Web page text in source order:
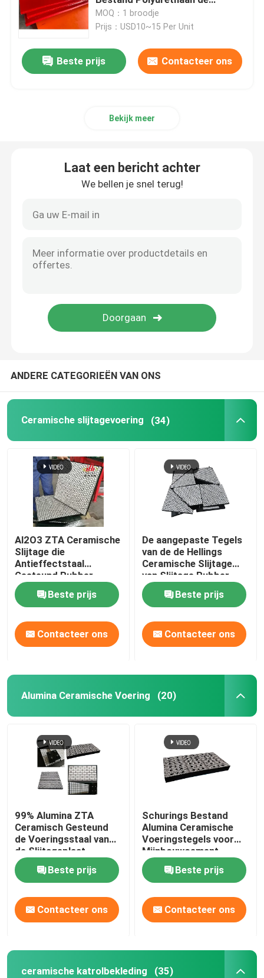
ceramische katrolbekleding
De Bekleding van de transportbandkatrol
De Bars van het transportbandeffect
het bed van het transportbandeffect
polyurethaanblad
Ceramische Slijtagetegels
Transportbandreinigingsmachine
Slijtagevoering
MOQ：1 broodje
Prijs：USD10~15 Per Unit
Beste prijs Contacteer ons
Bekijk meer
Laat een bericht achter
We bellen je snel terug!
ANDERE CATEGORIEËN VAN ONS
Ceramische slijtagevoering (34)
Al2O3 ZTA Ceramische
Slijtage die
Antieffectstaal
Gesteund Rubber
voeren
Beste prijs
Contacteer ons
De aangepaste Tegels
van de de Hellings
Ceramische Slijtage
van Slijtage Rubber
Ceramische Voeringen
Beste prijs
Contacteer ons
Alumina Ceramische Voering (20)
99% Alumina ZTA
Ceramisch Gesteund
de Voeringsstaal van
de Slijtageplaat
Beste prijs
Contacteer ons
Schurings Bestand
Alumina Ceramische
Voeringstegels voor
Mijnbouwcement
Beste prijs
Contacteer ons
ceramische katrolbekleding (35)